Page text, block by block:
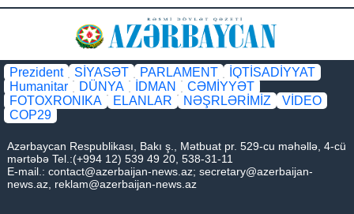
Prezident SİYASƏT PARLAMENT
İQTİSADİYYAT
Humanitar
DÜNYA İDMAN
CƏMİYYƏT
FOTOXRONIKA
ELANLAR NƏŞRLƏRİMİZ
VİDEO
COP29
Azərbaycan Respublikası, Bakı ş., Mətbuat pr. 529-cu məhəllə, 4-cü
mərtəbə Tel.:(+994 12) 539 49 20, 538-31-11
E-mail.: contact@azerbaijan-news.az; secretary@azerbaijan-
news.az, reklam@azerbaijan-news.az